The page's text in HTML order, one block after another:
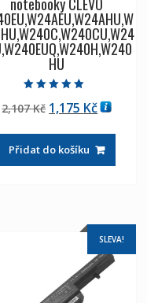
HU
5.00
z 5
2,107Kč Původní
byla:
2,107 Kč
1,175 Kč
je:
1,175 Kč
Přidat do košíku
SLEVA!